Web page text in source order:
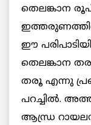
തെലങ്കാന
ഈ
തെലങ്കാന
തരൂ എന്നു
പറച്ചില്‍.
ആന്ധ്ര